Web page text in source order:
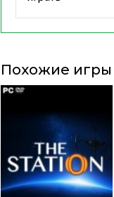
Похожие игры